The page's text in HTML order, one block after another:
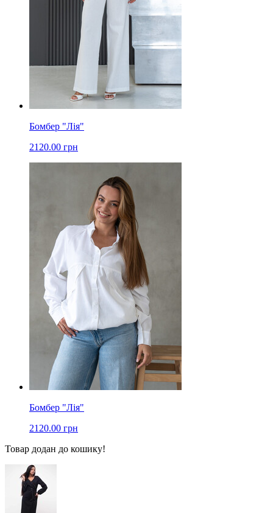
Бомбер "Лія"
2120.00 грн
Бомбер "Лія"
2120.00 грн
Товар додан до кошику!